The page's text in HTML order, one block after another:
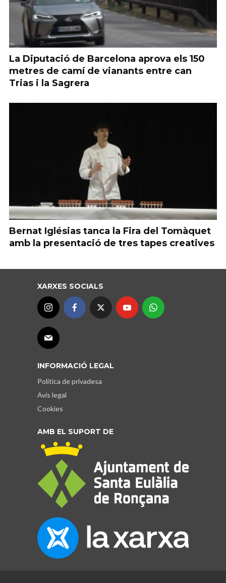
La Diputació de Barcelona aprova els 150
metres de camí de vianants entre can
Trias i la Sagrera
Bernat Iglésias tanca la Fira del Tomàquet
amb la presentació de tres tapes creatives
XARXES SOCIALS
INFORMACIÓ LEGAL
Política de privadesa
Avís legal
Cookies
AMB EL SUPORT DE